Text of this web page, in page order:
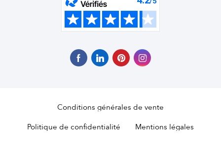
Conditions générales de vente
Politique de confidentialité Mentions légales